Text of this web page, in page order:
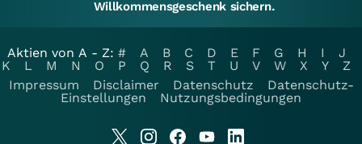
Willkommensgeschenk sichern.
Aktien von A - Z: # A B C D E F G H I
J
K
L M N O P Q R S T U V W X Y
Z
Impressum
Disclaimer Datenschutz
Datenschutz-
Einstellungen
Nutzungsbedingungen